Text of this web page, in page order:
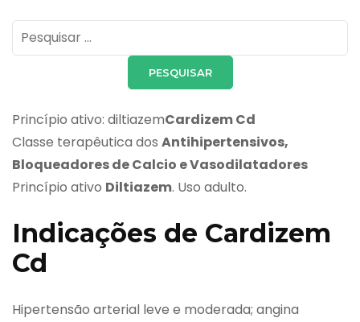
Pesquisar
por:
Princípio ativo: diltiazemCardizem Cd
Classe terapêutica dos Antihipertensivos,
Bloqueadores de Calcio e Vasodilatadores
Princípio ativo Diltiazem. Uso adulto.
Indicações de Cardizem
Cd
Hipertensão arterial leve e moderada; angina